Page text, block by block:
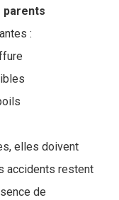
parents
:
elles doivent
accidents restent
de